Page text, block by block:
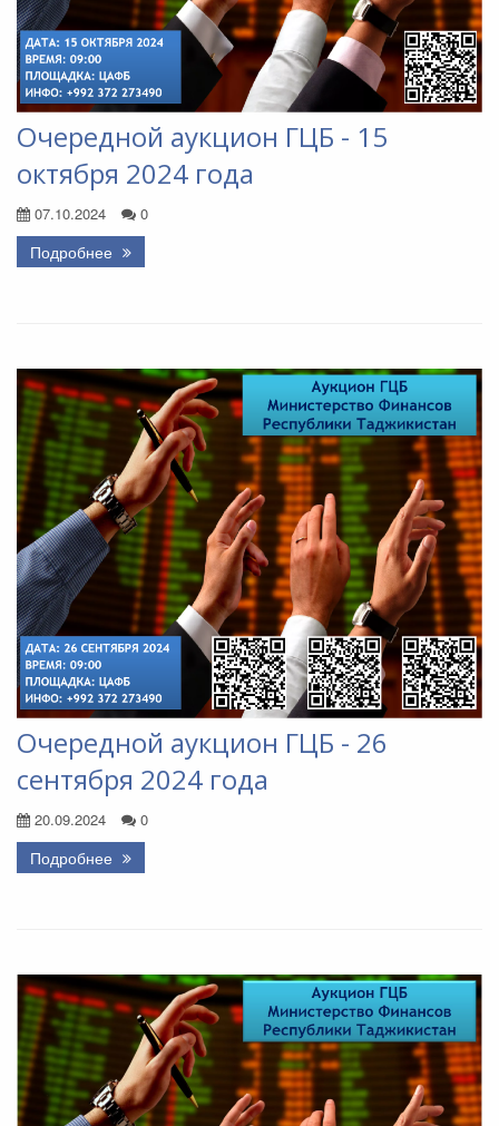
Очередной аукцион ГЦБ - 15
октября 2024 года
07.10.2024 0
Подробнее
Очередной аукцион ГЦБ - 26
сентября 2024 года
20.09.2024 0
Подробнее